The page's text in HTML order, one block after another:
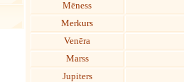
Mēness
Merkurs
Venēra
Marss
Jupiters